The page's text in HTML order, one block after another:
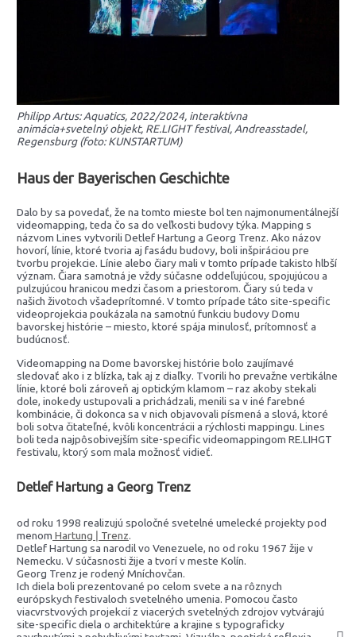
Philipp Artus: Aquatics, 2022/2024, interaktívna
animácia+svetelný objekt, RE.LIGHT festival, Andreasstadel,
Regensburg (foto: KUNSTARTUM)
Haus der Bayerischen Geschichte
Dalo by sa povedať, že na tomto mieste bol ten najmonumentálnejší
videomapping, teda čo sa do veľkosti budovy týka. Mapping s
názvom Lines vytvorili Detlef Hartung a Georg Trenz. Ako názov
hovorí, línie, ktoré tvoria aj fasádu budovy, boli inšpiráciou pre
tvorbu projekcie. Línie alebo čiary mali v tomto prípade takisto hlbší
význam. Čiara samotná je vždy súčasne oddeľujúcou, spojujúcou a
pulzujúcou hranicou medzi časom a priestorom. Čiary sú teda v
našich životoch všadeprítomné. V tomto prípade táto site-specific
videoprojekcia poukázala na samotnú funkciu budovy Domu
bavorskej histórie – miesto, ktoré spája minulosť, prítomnosť a
budúcnosť.
Videomapping na Dome bavorskej histórie bolo zaujímavé
sledovať ako i z blízka, tak aj z diaľky. Tvorili ho prevažne vertikálne
línie, ktoré boli zároveň aj optickým klamom – raz akoby stekali
dole, inokedy ustupovali a prichádzali, menili sa v iné farebné
kombinácie, či dokonca sa v nich objavovali písmená a slová, ktoré
boli sotva čitateľné, kvôli koncentrácii a rýchlosti mappingu. Lines
boli teda najpôsobivejším site-specific videomappingom RE.LIHGT
festivalu, ktorý som mala možnosť vidieť.
Detlef Hartung a Georg Trenz
od roku 1998 realizujú spoločné svetelné umelecké projekty pod
menom Hartung ǀ Trenz.
Detlef Hartung sa narodil vo Venezuele, no od roku 1967 žije v
Nemecku. V súčasnosti žije a tvorí v meste Kolín.
Georg Trenz je rodený Mníchovčan.
Ich diela boli prezentované po celom svete a na rôznych
európskych festivaloch svetelného umenia. Pomocou často
viacvrstvových projekcií z viacerých svetelných zdrojov vytvárajú
site-specific diela o architektúre a krajine s typograficky